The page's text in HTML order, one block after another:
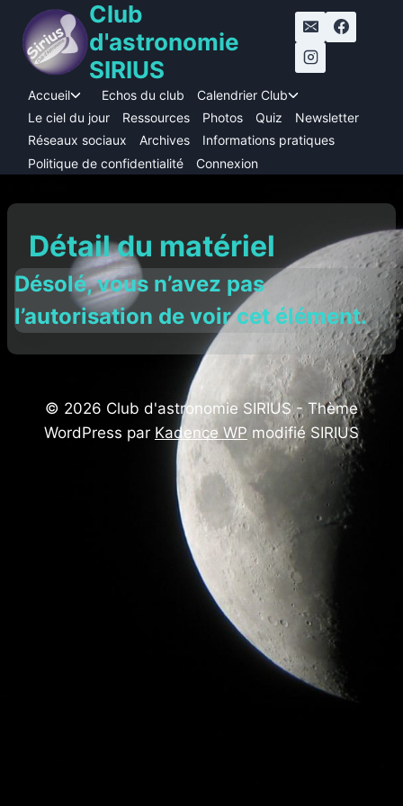
contenu
Club
d'astronomie
SIRIUS
Accueil
Ouvrir/fermer
le
menu
enfant
Echos du club Calendrier Club
le
menu
Le ciel du jour Ressources Photos Quiz
Newsletter
Réseaux sociaux
Archives
Informations pratiques
Politique de confidentialité
Connexion
Détail du matériel
Désolé, vous n’avez pas
l’autorisation de voir cet élément.
© 2026 Club d'astronomie SIRIUS - Thème
WordPress par Kadence WP modifié SIRIUS